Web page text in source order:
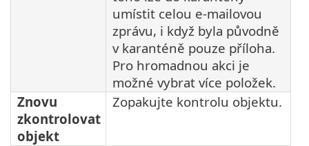
umístit celou e-mailovou
zprávu, i když byla původně
v karanténě pouze příloha.
Pro hromadnou akci je
možné vybrat více položek.
Znovu
zkontrolovat
objekt
Zopakujte kontrolu objektu.